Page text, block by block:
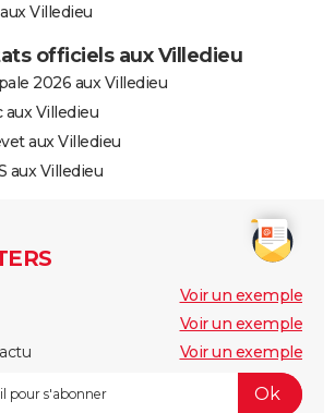
Villedieu
officiels aux Villedieu
2026 aux Villedieu
aux Villedieu
aux Villedieu
aux Villedieu
Voir un exemple
Voir un exemple
Voir un exemple